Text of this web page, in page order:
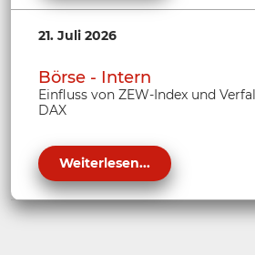
21. Juli 2026
Börse - Intern
Einfluss von ZEW-Index und
DAX
Weiterlesen...